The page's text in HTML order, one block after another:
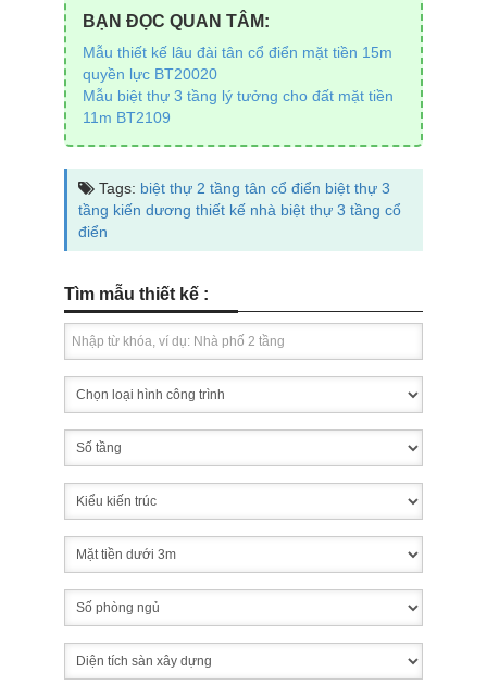
BẠN ĐỌC QUAN TÂM:
Mẫu thiết kế lâu đài tân cổ điển mặt tiền 15m
quyền lực BT20020
Mẫu biệt thự 3 tầng lý tưởng cho đất mặt tiền
11m BT2109
Tags: biệt thự 2 tầng tân cổ điển biệt thự 3
tầng kiến dương thiết kế nhà biệt thự 3 tầng cổ
điển
Tìm mẫu thiết kế :